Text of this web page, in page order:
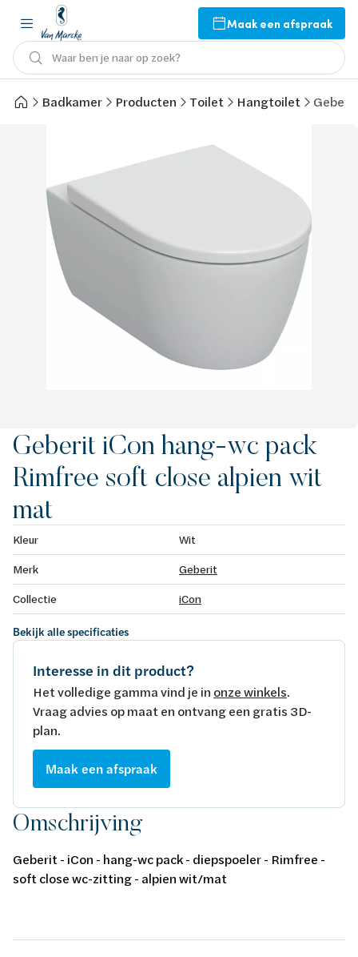
Maak een afspraak
Waar ben je naar op zoek?
Badkamer Producten Toilet Hangtoilet
Geberit iCon hang-wc pack
Rimfree soft close alpien wit
mat
Kleur
Wit
Merk
Geberit
Collectie
iCon
Bekijk alle specificaties
Interesse in dit product?
Het volledige gamma vind je in onze winkels.
Vraag advies op maat en ontvang een gratis 3D-
plan.
Maak een afspraak
Omschrijving
Geberit - iCon - hang-wc pack - diepspoeler - Rimfree -
soft close wc-zitting - alpien wit/mat